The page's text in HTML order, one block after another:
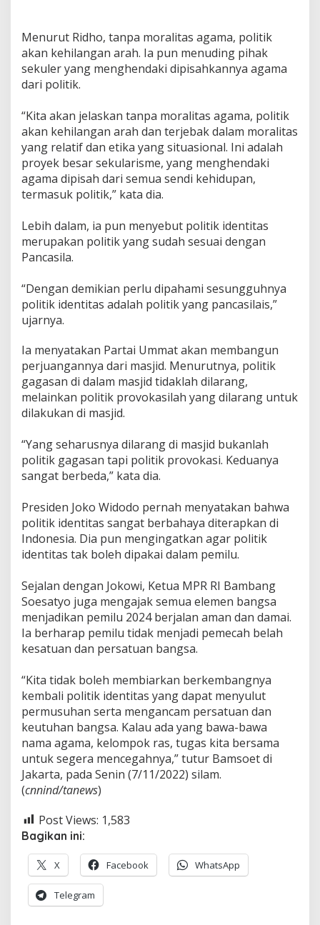
Menurut Ridho, tanpa moralitas agama, politik
akan kehilangan arah. Ia pun menuding pihak
sekuler yang menghendaki dipisahkannya agama
dari politik.
“Kita akan jelaskan tanpa moralitas agama, politik
akan kehilangan arah dan terjebak dalam moralitas
yang relatif dan etika yang situasional. Ini adalah
proyek besar sekularisme, yang menghendaki
agama dipisah dari semua sendi kehidupan,
termasuk politik,” kata dia.
Lebih dalam, ia pun menyebut politik identitas
merupakan politik yang sudah sesuai dengan
Pancasila.
“Dengan demikian perlu dipahami sesungguhnya
politik identitas adalah politik yang pancasilais,”
ujarnya.
Ia menyatakan Partai Ummat akan membangun
perjuangannya dari masjid. Menurutnya, politik
gagasan di dalam masjid tidaklah dilarang,
melainkan politik provokasilah yang dilarang untuk
dilakukan di masjid.
“Yang seharusnya dilarang di masjid bukanlah
politik gagasan tapi politik provokasi. Keduanya
sangat berbeda,” kata dia.
Presiden Joko Widodo pernah menyatakan bahwa
politik identitas sangat berbahaya diterapkan di
Indonesia. Dia pun mengingatkan agar politik
identitas tak boleh dipakai dalam pemilu.
Sejalan dengan Jokowi, Ketua MPR RI Bambang
Soesatyo juga mengajak semua elemen bangsa
menjadikan pemilu 2024 berjalan aman dan damai.
Ia berharap pemilu tidak menjadi pemecah belah
kesatuan dan persatuan bangsa.
“Kita tidak boleh membiarkan berkembangnya
kembali politik identitas yang dapat menyulut
permusuhan serta mengancam persatuan dan
keutuhan bangsa. Kalau ada yang bawa-bawa
nama agama, kelompok ras, tugas kita bersama
untuk segera mencegahnya,” tutur Bamsoet di
Jakarta, pada Senin (7/11/2022) silam.
(cnnind/tanews)
Post Views: 1,583
Bagikan ini:
X Facebook WhatsApp
Telegram